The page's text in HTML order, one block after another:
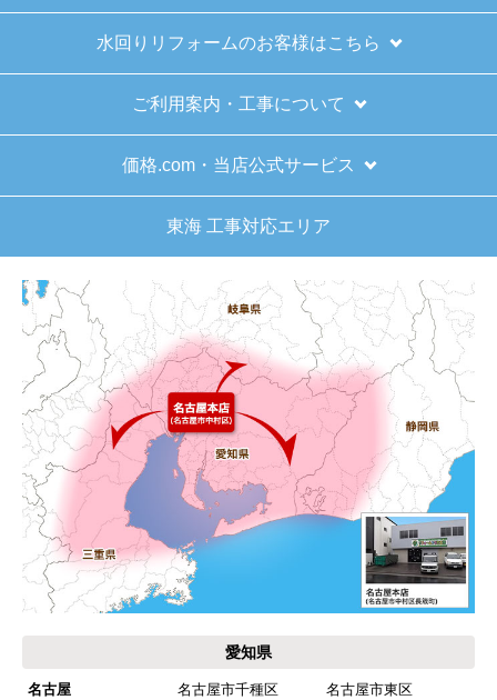
水回りリフォームのお客様はこちら
ご利用案内・工事について
価格.com・当店公式サービス
東海 工事対応エリア
愛知県
名古屋 名古屋市千種区
名古屋市東区